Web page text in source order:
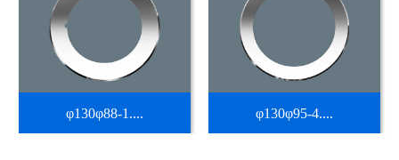
φ130φ88-1.... φ130φ95-4....